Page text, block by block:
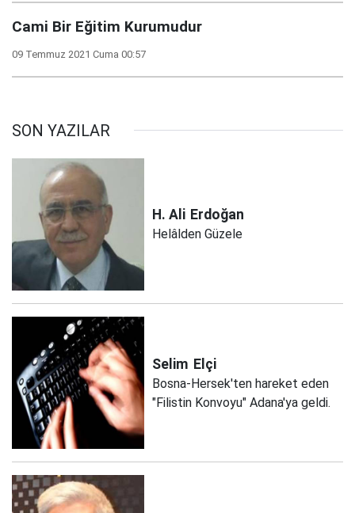
Cami Bir Eğitim Kurumudur
09 Temmuz 2021 Cuma 00:57
SON YAZILAR
H. Ali Erdoğan
Helâlden Güzele
Selim Elçi
Bosna-Hersek'ten hareket eden
"Filistin Konvoyu" Adana'ya geldi.